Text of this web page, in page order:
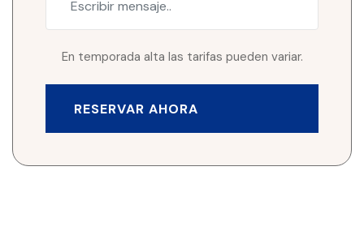
En temporada alta las tarifas pueden variar.
RESERVAR AHORA